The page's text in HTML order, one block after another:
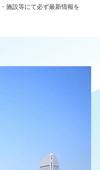
施設等にて必ず最新情報を